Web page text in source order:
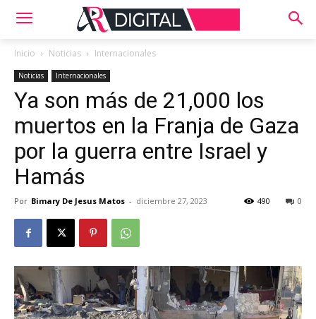
Inicio Noticias Internacionales
Noticias Internacionales
Ya son más de 21,000 los
muertos en la Franja de Gaza
por la guerra entre Israel y
Hamás
Por Bimary De Jesus Matos - diciembre 27, 2023 0
490